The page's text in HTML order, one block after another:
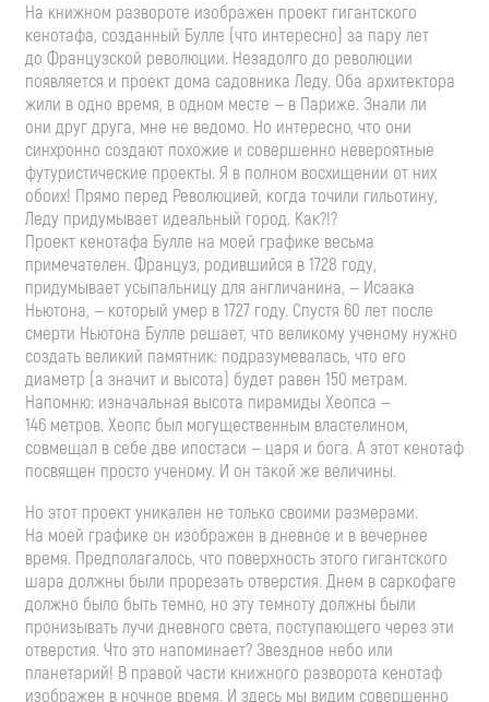
На книжном развороте изображен проект гигантского
кенотафа, созданный Булле (что интересно) за пару лет
до Французской революции. Незадолго до революции
появляется и проект дома садовника Леду. Оба архитектора
жили в одно время, в одном месте — в Париже. Знали ли
они друг друга, мне не ведомо. Но интересно, что они
синхронно создают похожие и совершенно невероятные
футуристические проекты. Я в полном восхищении от них
обоих! Прямо перед Революцией, когда точили гильотину,
Леду придумывает идеальный город. Как?!?
Проект кенотафа Булле на моей графике весьма
примечателен. Француз, родившийся в 1728 году,
придумывает усыпальницу для англичанина, — Исаака
Ньютона, — который умер в 1727 году. Спустя 60 лет после
смерти Ньютона Булле решает, что великому ученому нужно
создать великий памятник: подразумевалась, что его
диаметр (а значит и высота) будет равен 150 метрам.
Напомню: изначальная высота пирамиды Хеопса —
146 метров. Хеопс был могущественным властелином,
совмещал в себе две ипостаси — царя и бога. А этот кенотаф
посвящен просто ученому. И он такой же величины.
Но этот проект уникален не только своими размерами.
На моей графике он изображен в дневное и в вечернее
время. Предполагалось, что поверхность этого гигантского
шара должны были прорезать отверстия. Днем в саркофаге
должно было быть темно, но эту темноту должны были
пронизывать лучи дневного света, поступающего через эти
отверстия. Что это напоминает? Звездное небо или
планетарий! В правой части книжного разворота кенотаф
изображен в ночное время. И здесь мы видим совершенно